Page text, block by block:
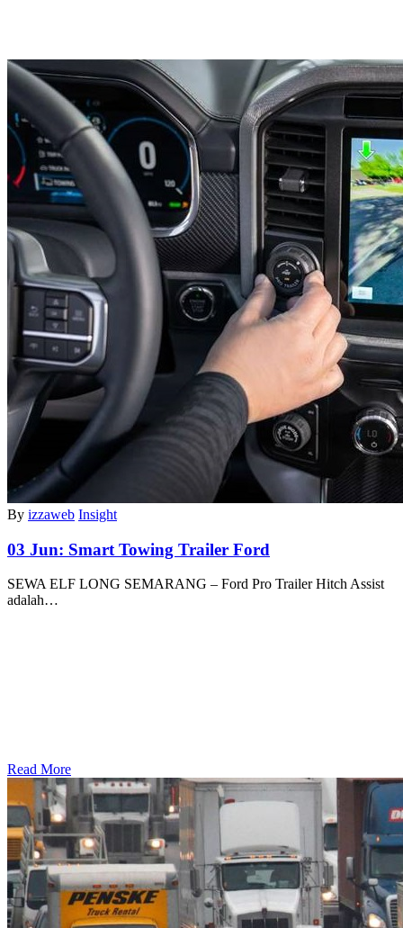
By izzaweb Insight
03 Jun: Smart Towing Trailer Ford
SEWA ELF LONG SEMARANG – Ford Pro Trailer Hitch Assist
adalah…
Read More